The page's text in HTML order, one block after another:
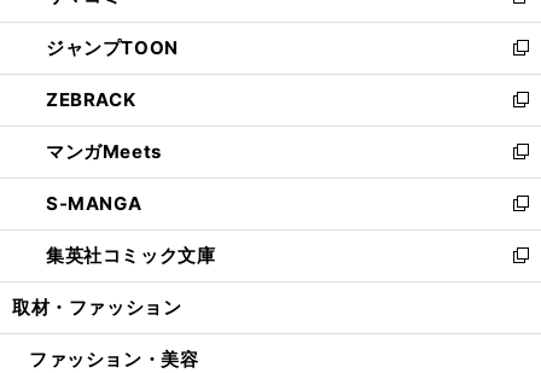
開
く
ウ
で
開
く
ン
ド
ウ
で
開
く
ウ
ィ
ン
ド
ウ
で
開
く
し
い
ウ
ィ
ン
ド
ウ
で
開
く
ジャンプTOON
新
し
い
ウ
ィ
ン
ド
ウ
で
開
ZEBRACK
新
し
い
ウ
ィ
ン
ド
ウ
開
マンガMeets
新
し
い
ウ
ィ
ン
ウ
S-MANGA
新
し
い
ウ
ン
集英社コミック文庫
新
し
ウ
取材・ファッション
ファッション・美容